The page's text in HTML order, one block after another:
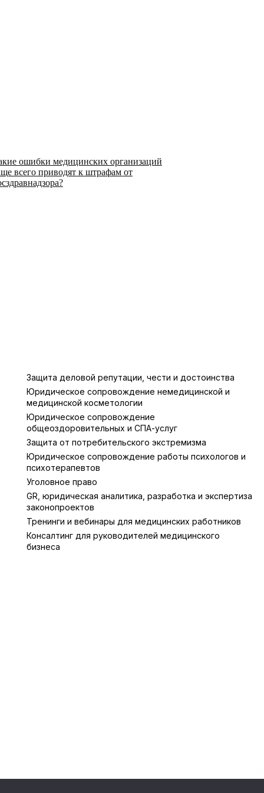
ошибки медицинских организаций
всего приводят к штрафам от
Защита деловой репутации, чести и достоинства
Юридическое сопровождение немедицинской и
медицинской косметологии
Юридическое сопровождение
общеоздоровительных и СПА-услуг
Защита от потребительского экстремизма
Юридическое сопровождение работы психологов и
психотерапевтов
Уголовное право
GR, юридическая аналитика, разработка и экспертиза
законопроектов
Тренинги и вебинары для медицинских работников
Консалтинг для руководителей медицинского
бизнеса